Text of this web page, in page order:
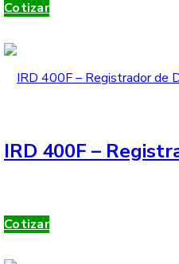
Cotizar
IRD 400F –
Cotizar